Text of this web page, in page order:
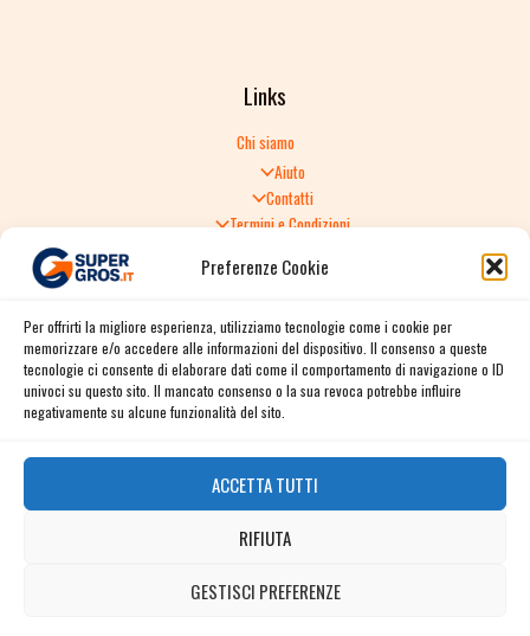
Preferenze Cookie
Per offrirti la migliore esperienza, utilizziamo tecnologie come i cookie per
memorizzare e/o accedere alle informazioni del dispositivo. Il consenso a queste
tecnologie ci consente di elaborare dati come il comportamento di navigazione o ID
univoci su questo sito. Il mancato consenso o la sua revoca potrebbe influire
negativamente su alcune funzionalità del sito.
ACCETTA TUTTI
RIFIUTA
GESTISCI PREFERENZE
Links
Chi siamo
Aiuto
Contatti
Termini e Condizioni
Politica di Reso
Spedizione e consegna
Informativa sulla Privacy
Cookie Policy
Facebook
Instagram
Twitter / X